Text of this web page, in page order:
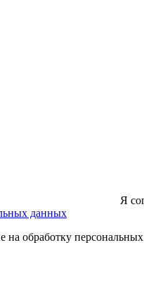
Я
данных
на обработку